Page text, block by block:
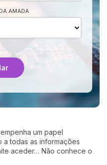
AMADA
um papel
a todas as informações
aceder… Não conhece o